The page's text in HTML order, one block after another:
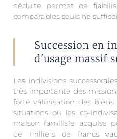
déduite permet de
comparables seuls ne
Succession en
d'usage massif
Les indivisions
très importante des
forte valorisation des
situations où les co-
maison familiale acquise
de milliers de francs